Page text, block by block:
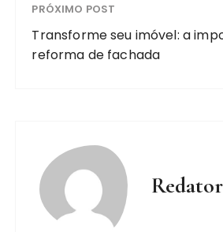
PRÓXIMO POST
Transforme seu imóvel: a
reforma de fachada
Redator